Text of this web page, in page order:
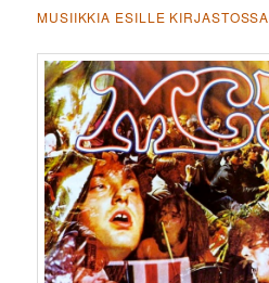
MUSIIKKIA ESILLE KIRJASTOSSA